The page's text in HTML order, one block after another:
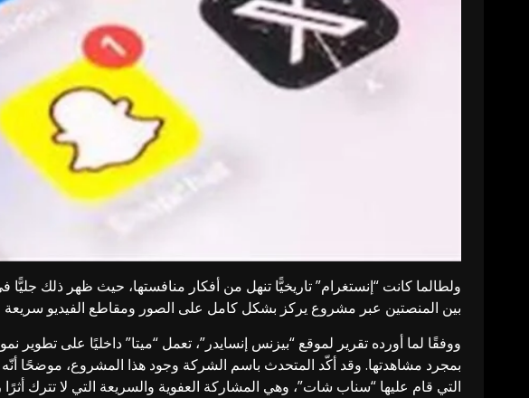
ولطالما كانت “إنستغرام” تاريخيًّا تنهل من أفكار منافستها، حيث ظهر ذلك
بين المنصتين عبر مشروع يركز بشكل كامل على الصور ومقاطع الفيديو سريعة
بمجرد مشاهدتها. وقد أكّد المتحدث باسم الشركة وجود هذا المشروع، موضحًا أنّه
التي قام عليها “سناب شات”، وهي المشاركة العفوية والسريعة التي لا تترك أثرًا